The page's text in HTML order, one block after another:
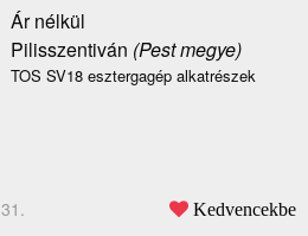
Ár nélkül
Pilisszentiván (Pest megye)
TOS SV18 esztergagép alkatrészek
Kedvencekbe